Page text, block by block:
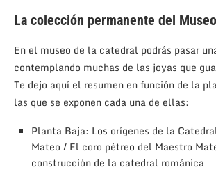
La colección permanente del
En el museo de la catedral podrás pasar
contemplando muchas de las joyas que
Te dejo aquí el resumen en función de la
las que se exponen cada una de ellas:
Planta Baja: Los orígenes de la
Mateo / El coro pétreo del Maestro
construcción de la catedral románica